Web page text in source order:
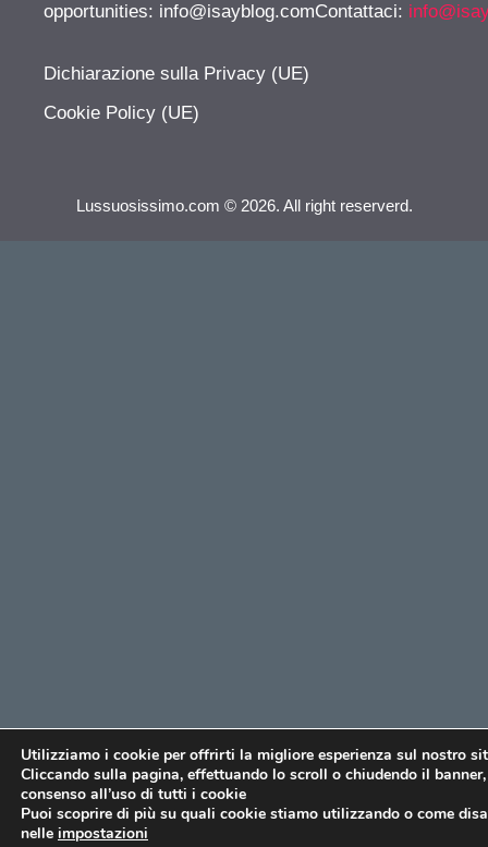
opportunities: info@isayblog.comContattaci:
Dichiarazione sulla Privacy (UE)
Cookie Policy (UE)
Lussuosissimo.com © 2026. All right reserverd.
Utilizziamo i cookie per offrirti la migliore esperienza sul nostro
Cliccando sulla pagina, effettuando lo scroll o chiudendo il
consenso all’uso di tutti i cookie
Puoi scoprire di più su quali cookie stiamo utilizzando o come
nelle impostazioni